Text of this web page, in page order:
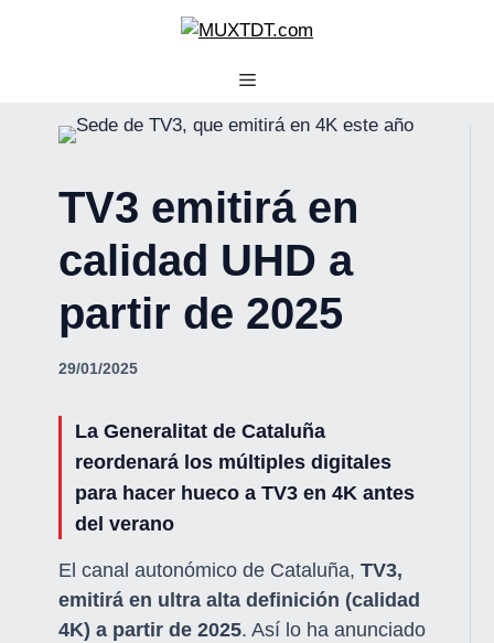
TV3 emitirá en
calidad UHD a
partir de 2025
29/01/2025
La Generalitat de Cataluña
reordenará los múltiples digitales
para hacer hueco a TV3 en 4K antes
del verano
El canal autonómico de Cataluña,TV3,
emitirá en ultra alta definición (calidad
4K) a partir de 2025. Así lo ha anunciado